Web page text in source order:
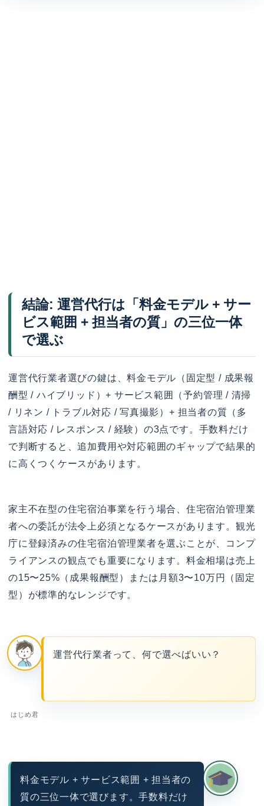
結論: 運営代行は「料金モデル + サー
ビス範囲 + 担当者の質」の三位一体
で選ぶ
運営代行業者選びの鍵は、料金モデル（固定型 / 成果報
酬型 / ハイブリッド）+ サービス範囲（予約管理 / 清掃
/ リネン / トラブル対応 / 写真撮影）+ 担当者の質（多
言語対応 / レスポンス / 経験）の3点です。手数料だけ
で判断すると、追加費用や対応範囲のギャップで結果的
に高くつくケースがあります。
家主不在型の住宅宿泊事業を行う場合、住宅宿泊管理業
者への委託が法令上必須となるケースがあります。観光
庁に登録済みの住宅宿泊管理業者を選ぶことが、コンプ
ライアンスの観点でも重要になります。料金相場は売上
の15〜25%（成果報酬型）または月額3〜10万円（固定
型）が標準的なレンジです。
はじめ君
運営代行業者って、何で選べばいい？
料金モデル + サービス範囲 + 担当者の
質の三位一体で選びます。手数料だけ